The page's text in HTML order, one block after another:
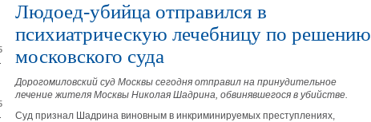
Людоед-убийца отправился в
психиатрическую лечебницу по решению
московского суда
Дорогомиловский суд Москвы сегодня отправил на принудительное
лечение жителя Москвы Николая Шадрина, обвинявшегося в убийстве.
Суд признал Шадрина виновным в инкриминируемых преступлениях,